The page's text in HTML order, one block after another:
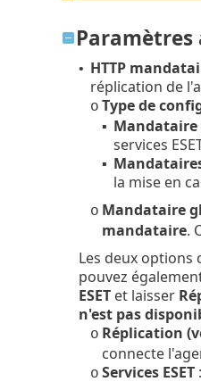
Paramètres
• HTTP
réplication de
o Type de
▪ Mandataire
services
▪
la mise en
o Mandataire
mandataire.
Les deux options
pouvez
ESETet laisser
n'est pas
o Réplication
connecte
o Services ESET